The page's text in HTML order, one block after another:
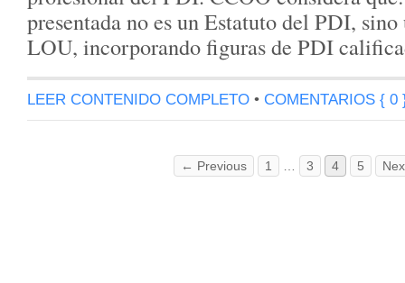
presentada no es un Estatuto del PDI,
LOU, incorporando figuras de PDI
LEER CONTENIDO COMPLETO • COMENTARIOS { 0
← Previous 1 3 4 5